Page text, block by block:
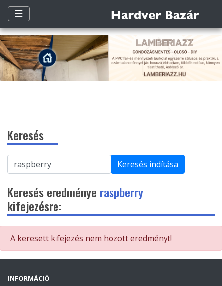
☰
Keresés
Keresés indítása
Keresés eredménye raspberry
kifejezésre:
A keresett kifejezés nem hozott eredményt!
INFORMÁCIÓ